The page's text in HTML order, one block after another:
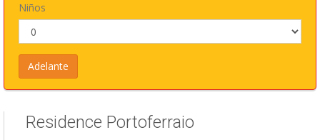
Niños
Residence Portoferraio